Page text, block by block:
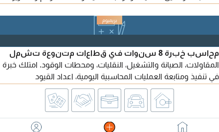
المالية. امتلك خبرة في إدارة التدفقات النقدية، ومتابعة تكاليف
المشاريع، والتعامل مع الموردين والمقاولين من الباطن، مع قدرة
عالية على استخدام الأنظمة والبرامج المحاسبية. أحرص على دقة
محاسب خبرة 8 سنوات في قطاعات متنوعة تشمل
المقاولات، الصيانة والتشغيل، النقليات، ومحطات الوقود. امتلك خبرة
في تنفيذ ومتابعة العمليات المحاسبية اليومية، اعداد القيود
والتسويات البنكية، الرواتب والمستحقات، تنفيذ أعمال الأقفال
الشهري والسنوي، اعداد ورفع الاقرارات الضريبية، المستخلصات
للمشاريع، والمساهمة الفعالة في اعداد التقارير والقوائم المالية.
دارس ومطبق للمعايير الدولية لاعداد التقارير المالية IFR